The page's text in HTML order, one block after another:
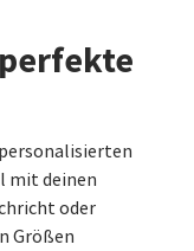
mit deinen
oder
Größen